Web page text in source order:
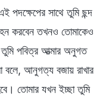
পদক্ষেপের সাথে তুমি ছন্দ
করবেন তখনও তোমাকেও
তুমি পবিত্র আত্মার অনুগত
বলে, আনুগত্য বজায় রাখার
তোমার যখন ইচ্ছা তুমি